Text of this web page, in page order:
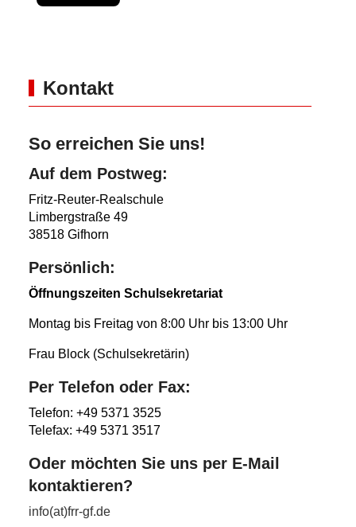
Kontakt
So erreichen Sie uns!
Auf dem Postweg:
Fritz-Reuter-Realschule
Limbergstraße 49
38518 Gifhorn
Persönlich:
Öffnungszeiten Schulsekretariat
Montag bis Freitag von 8:00 Uhr bis 13:00 Uhr
Frau Block (Schulsekretärin)
Per Telefon oder Fax:
Telefon: +49 5371 3525
Telefax: +49 5371 3517
Oder möchten Sie uns per E-Mail
kontaktieren?
info(at)frr-gf.de